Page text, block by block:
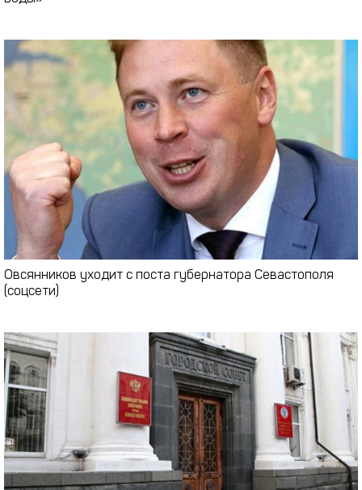
Овсянников уходит с поста губернатора Севастополя
(соцсети)